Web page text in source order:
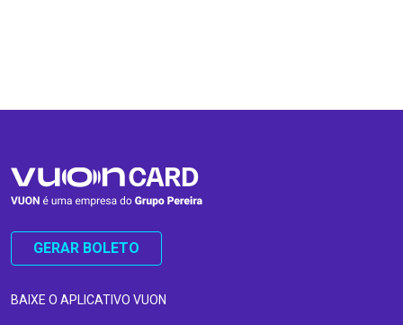
GERAR BOLETO
BAIXE O APLICATIVO VUON